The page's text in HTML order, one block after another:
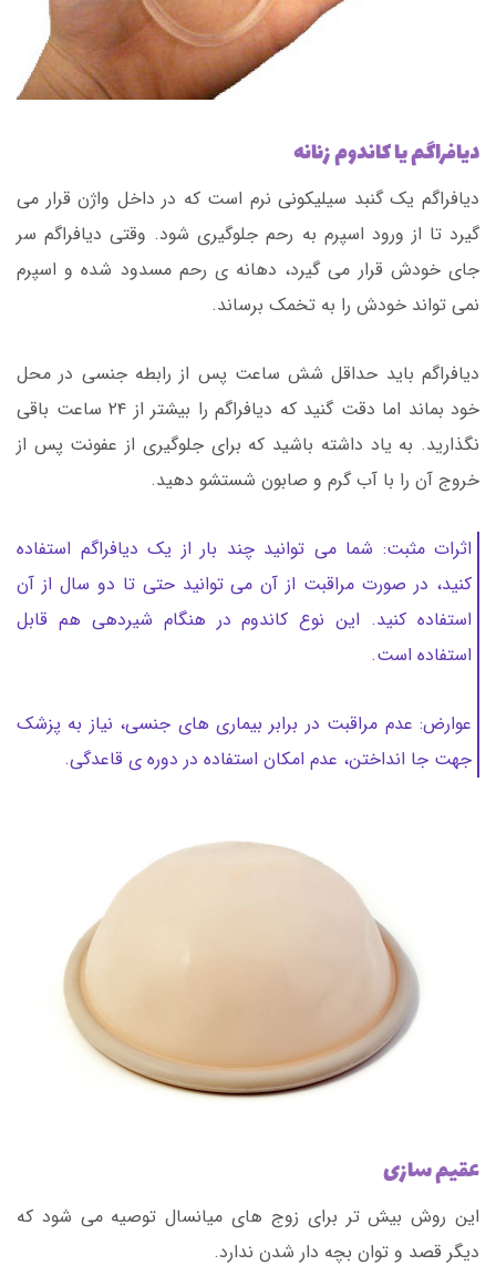
دیافراگم یا کاندوم زنانه
دیافراگم یک گنبد سیلیکونی نرم است که در داخل واژن قرار می
گیرد تا از ورود اسپرم به رحم جلوگیری شود. وقتی دیافراگم سر
جای خودش قرار می گیرد، دهانه ی رحم مسدود شده و اسپرم
نمی تواند خودش را به تخمک برساند.
دیافراگم باید حداقل شش ساعت پس از رابطه جنسی در محل
خود بماند اما دقت گنید که دیافراگم را بیشتر از ۲۴ ساعت باقی
نگذارید. به یاد داشته باشید که برای جلوگیری از عفونت پس از
خروج آن را با آب گرم و صابون شستشو دهید.
اثرات مثبت: شما می توانید چند بار از یک دیافراگم استفاده
کنید، در صورت مراقبت از آن می توانید حتی تا دو سال از آن
استفاده کنید. این نوع کاندوم در هنگام شیردهی هم قابل
استفاده است.
عوارض: عدم مراقبت در برابر بیماری های جنسی، نیاز به پزشک
جهت جا انداختن، عدم امکان استفاده در دوره ی قاعدگی.
عقیم سازی
این روش بیش تر برای زوج های میانسال توصیه می شود که
دیگر قصد و توان بچه دار شدن ندارد.